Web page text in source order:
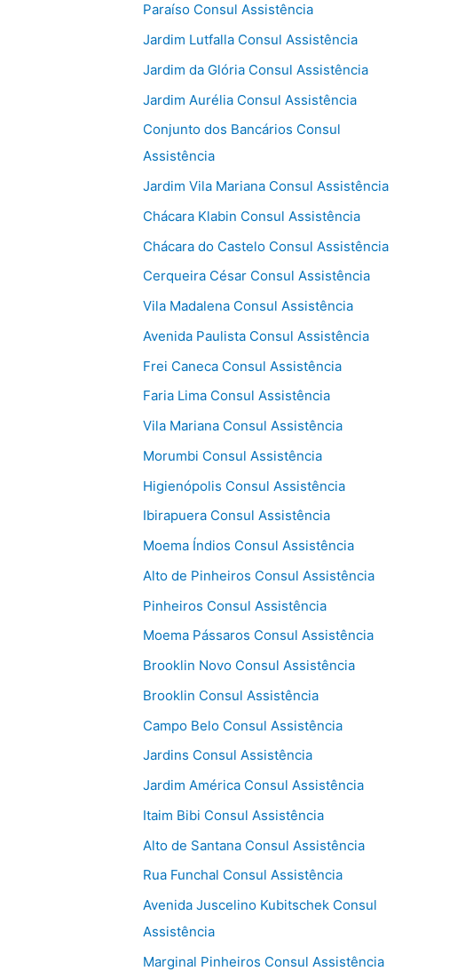
Paraíso Consul Assistência
Jardim Lutfalla Consul Assistência
Jardim da Glória Consul Assistência
Jardim Aurélia Consul Assistência
Conjunto dos Bancários Consul
Assistência
Jardim Vila Mariana Consul Assistência
Chácara Klabin Consul Assistência
Chácara do Castelo Consul Assistência
Cerqueira César Consul Assistência
Vila Madalena Consul Assistência
Avenida Paulista Consul Assistência
Frei Caneca Consul Assistência
Faria Lima Consul Assistência
Vila Mariana Consul Assistência
Morumbi Consul Assistência
Higienópolis Consul Assistência
Ibirapuera Consul Assistência
Moema Índios Consul Assistência
Alto de Pinheiros Consul Assistência
Pinheiros Consul Assistência
Moema Pássaros Consul Assistência
Brooklin Novo Consul Assistência
Brooklin Consul Assistência
Campo Belo Consul Assistência
Jardins Consul Assistência
Jardim América Consul Assistência
Itaim Bibi Consul Assistência
Alto de Santana Consul Assistência
Rua Funchal Consul Assistência
Avenida Juscelino Kubitschek Consul
Assistência
Marginal Pinheiros Consul Assistência